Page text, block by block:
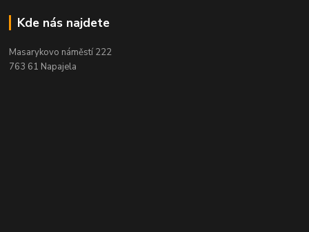
Kde nás najdete
Masarykovo náměstí 222
763 61 Napajela